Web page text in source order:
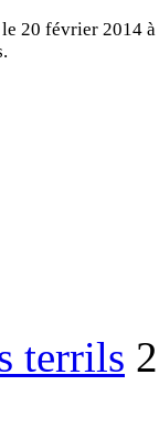
20 février 2014
terrils